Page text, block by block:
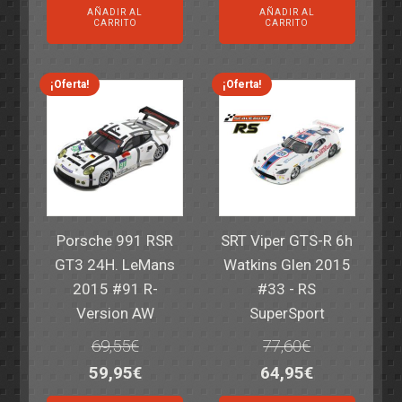
original
era:
82,40€.
es:
59,95€.
AÑADIR AL
CARRITO
original
era:
82,40€.
es:
59,95€.
AÑADIR AL
CARRITO
¡Oferta!
Porsche 991 RSR
GT3 24H. LeMans
2015 #91 R-
Version AW
69,55€
El
59,95€El
¡Oferta!
SRT Viper GTS-R 6h
Watkins Glen 2015
#33 - RS
SuperSport
77,60€
El
64,95€El